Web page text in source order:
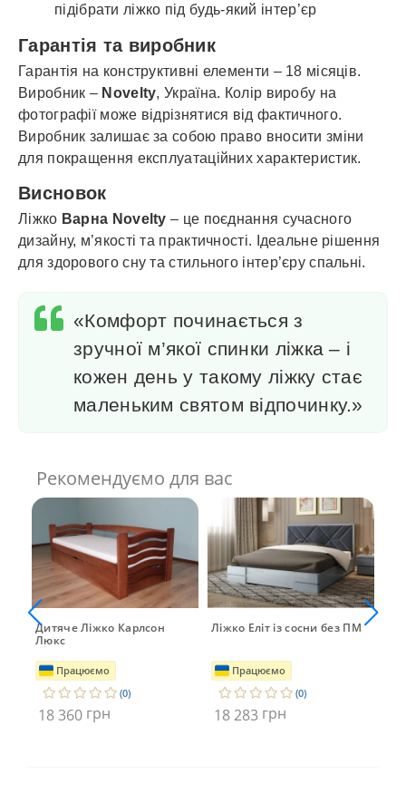
підібрати ліжко під будь-який інтер’єр
Гарантія та виробник
Гарантія на конструктивні елементи – 18 місяців.
Виробник – Novelty, Україна. Колір виробу на
фотографії може відрізнятися від фактичного.
Виробник залишає за собою право вносити зміни
для покращення експлуатаційних характеристик.
Висновок
Ліжко Варна Novelty – це поєднання сучасного
дизайну, м’якості та практичності. Ідеальне рішення
для здорового сну та стильного інтер’єру спальні.
«Комфорт починається з
зручної м’якої спинки ліжка – і
кожен день у такому ліжку стає
маленьким святом відпочинку.»
Рекомендуємо для вас
Дитяче Ліжко Карлсон
Люкс
Працюємо
(0)
18 360 грн
Ліжко Еліт із сосни без ПМ
Працюємо
(0)
18 283 грн